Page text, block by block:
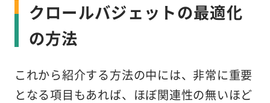
クロールバジェットの最適化
の方法
これから紹介する方法の中には、非常に重要
となる項目もあれば、ほぼ関連性の無いほど